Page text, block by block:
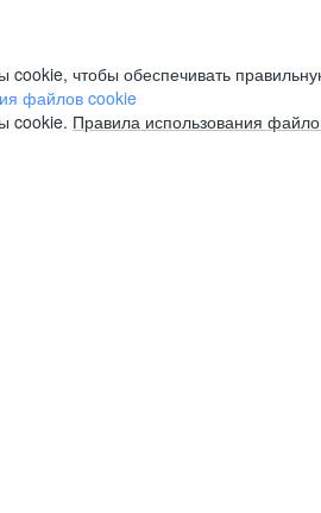
чтобы обеспечивать
файлов cookie
cookie. Правила использования